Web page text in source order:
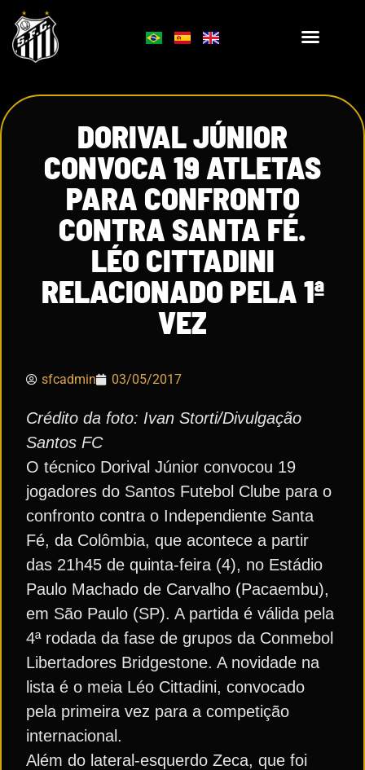
DORIVAL JÚNIOR
CONVOCA 19 ATLETAS
PARA CONFRONTO
CONTRA SANTA FÉ.
LÉO CITTADINI
RELACIONADO PELA 1ª
VEZ
sfcadmin 03/05/2017
Crédito da foto: Ivan Storti/Divulgação
Santos FC
O técnico Dorival Júnior convocou 19
jogadores do Santos Futebol Clube para o
confronto contra o Independiente Santa
Fé, da Colômbia, que acontece a partir
das 21h45 de quinta-feira (4), no Estádio
Paulo Machado de Carvalho (Pacaembu),
em São Paulo (SP). A partida é válida pela
4ª rodada da fase de grupos da Conmebol
Libertadores Bridgestone. A novidade na
lista é o meia Léo Cittadini, convocado
pela primeira vez para a competição
internacional.
Além do lateral-esquerdo Zeca, que foi